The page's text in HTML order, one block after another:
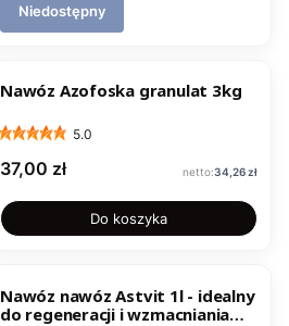
Niedostępny
Nawóz Azofoska granulat 3kg
5.0
Cena
37,00 zł Cena
34,26 zł
Do koszyka
Nawóz nawóz Astvit 1l - idealny
do regeneracji i wzmacniania